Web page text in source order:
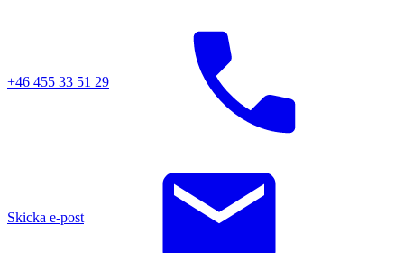
+46 455 33 51 29
Skicka e-post